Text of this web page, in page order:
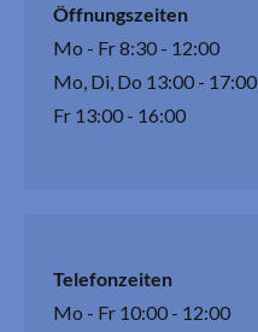
Öffnungszeiten
Mo - Fr 8:30 - 12:00
Mo, Di, Do 13:00 - 17:00
Fr 13:00 - 16:00
Telefonzeiten
Mo - Fr 10:00 - 12:00